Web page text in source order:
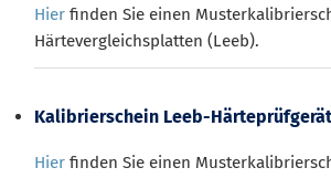
Hier finden Sie einen
Härtevergleichsplatten (Leeb).
Kalibrierschein Leeb-
Hier finden Sie einen